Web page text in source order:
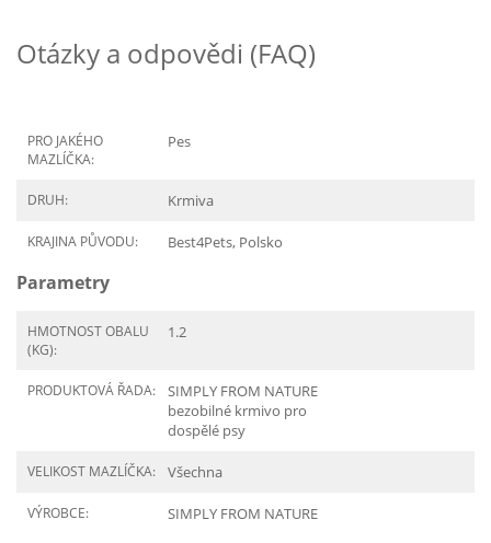
Otázky a odpovědi (FAQ)
PRO JAKÉHO
MAZLÍČKA:
Pes
DRUH: Krmiva
KRAJINA PŮVODU: Best4Pets, Polsko
Parametry
HMOTNOST OBALU
(KG):
1.2
PRODUKTOVÁ ŘADA:
SIMPLY FROM NATURE
bezobilné krmivo pro
dospělé psy
VELIKOST MAZLÍČKA: Všechna
VÝROBCE: SIMPLY FROM NATURE